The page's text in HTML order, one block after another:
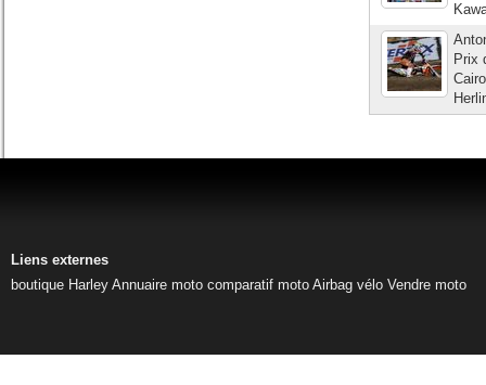
Prix
Liens externes
boutique Harley Annuaire moto comparatif moto Airbag vélo Vendre moto